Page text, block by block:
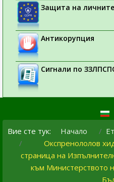
Защита на
Антикорупция
Сигнали по
Вие сте тук: Начало
Окспренололов
страница на
към Министерството